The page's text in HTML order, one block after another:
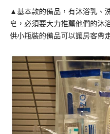
▲基本款的備品，有沐浴乳、
皂，必須要大力推薦他們的沐
供小瓶裝的備品可以讓房客帶